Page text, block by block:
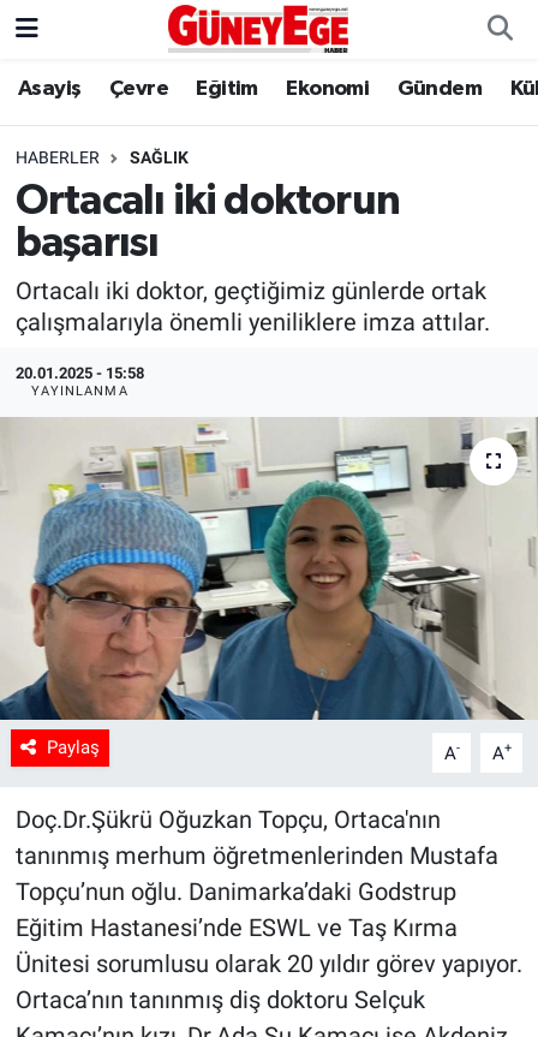
Asayiş Çevre Eğitim Ekonomi Gündem
HABERLER SAĞLIK
Ortacalı iki doktorun
başarısı
Ortacalı iki doktor, geçtiğimiz günlerde ortak
çalışmalarıyla önemli yeniliklere imza attılar.
20.01.2025 - 15:58
YAYINLANMA
Paylaş A- A+
Doç.Dr.Şükrü Oğuzkan Topçu, Ortaca'nın
tanınmış merhum öğretmenlerinden Mustafa
Topçu’nun oğlu. Danimarka’daki Godstrup
Eğitim Hastanesi’nde ESWL ve Taş Kırma
Ünitesi sorumlusu olarak 20 yıldır görev yapıyor.
Ortaca’nın tanınmış diş doktoru Selçuk
Asayiş
Çevre
Eğitim
Ekonomi
Gündem
Kültür Sanat
Magazin
Politika
Sağlık
Spor
Yaşam
Tarım
İstanbul Hava Durumu
İstanbul Trafik Yoğunluk Haritası
Süper Lig Puan Durumu ve Fikstür
Tüm Manşetler
Son Dakika Haberleri
Haber Arşivi